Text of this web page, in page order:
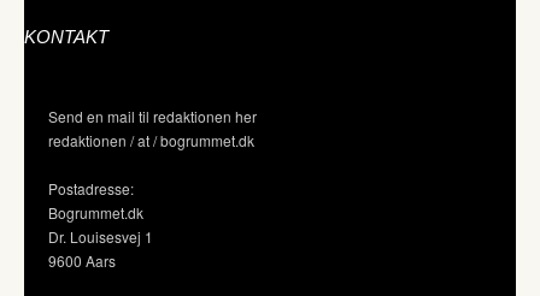
KONTAKT
Send en mail til redaktionen her
redaktionen / at / bogrummet.dk
Postadresse:
Bogrummet.dk
Dr. Louisesvej 1
9600 Aars